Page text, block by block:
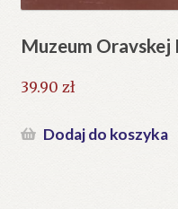
Muzeum Oravskej
39.90 zł
Dodaj do koszyka